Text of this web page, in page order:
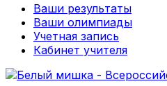
Ваши результаты
Ваши олимпиады
Учетная запись
Кабинет учителя